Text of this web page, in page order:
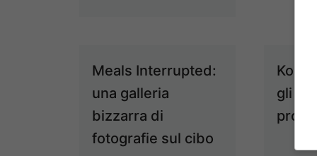
Meals Interrupted:
una galleria
bizzarra di
fotografie sul cibo
Kopi
gli